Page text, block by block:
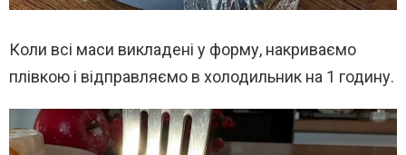
Коли всі маси викладені у форму, накриваємо
плівкою і відправляємо в холодильник на 1 годину.